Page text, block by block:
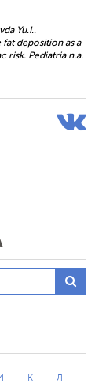
Yu.I..
deposition as a
risk. Pediatria n.a.
К Л